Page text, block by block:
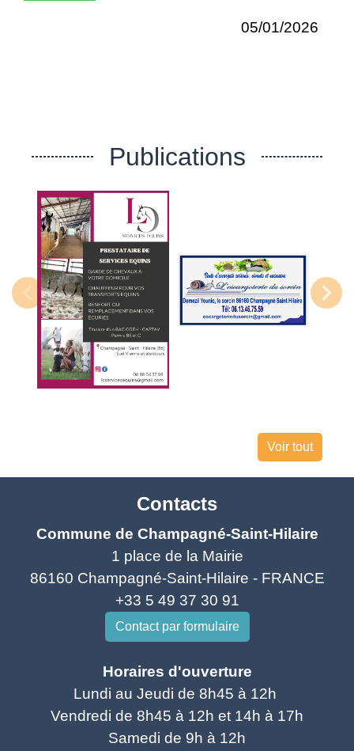
05/01/2026
Publications
Voir tout
Contacts
Commune de Champagné-Saint-Hilaire
1 place de la Mairie
86160 Champagné-Saint-Hilaire - FRANCE
+33 5 49 37 30 91
Contact par formulaire
Horaires d'ouverture
Lundi au Jeudi de 8h45 à 12h
Vendredi de 8h45 à 12h et 14h à 17h
Samedi de 9h à 12h